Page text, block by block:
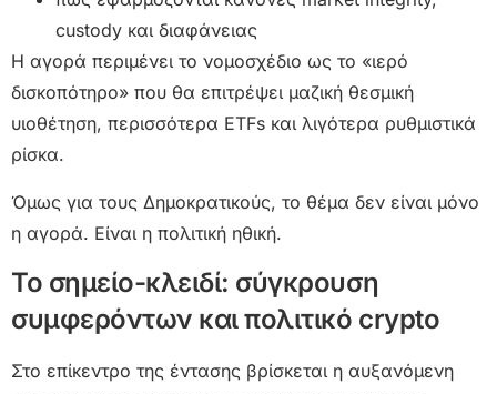
custody και διαφάνειας
Η αγορά περιμένει το νομοσχέδιο ως το «ιερό
δισκοπότηρο» που θα επιτρέψει μαζική θεσμική
υιοθέτηση, περισσότερα ETFs και λιγότερα ρυθμιστικά
ρίσκα.
Όμως για τους Δημοκρατικούς, το θέμα δεν είναι μόνο
η αγορά. Είναι η πολιτική ηθική.
Το σημείο-κλειδί: σύγκρουση
συμφερόντων και πολιτικό crypto
Στο επίκεντρο της έντασης βρίσκεται η αυξανόμενη